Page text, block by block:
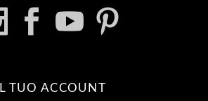
IL TUO ACCOUNT